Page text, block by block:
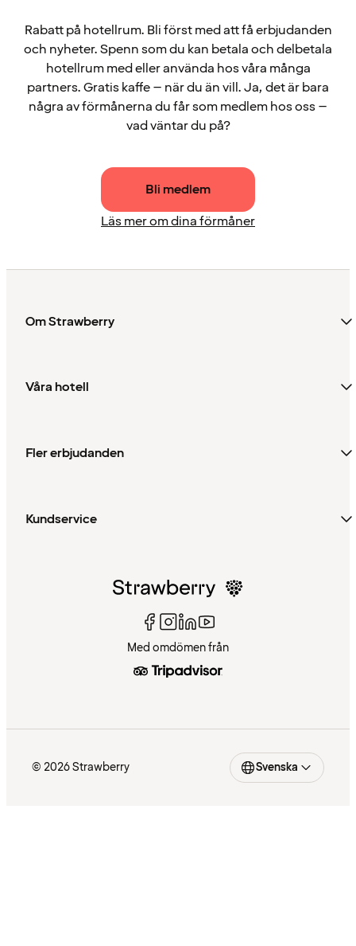
Rabatt på hotellrum. Bli först med att få erbjudanden
och nyheter. Spenn som du kan betala och delbetala
hotellrum med eller använda hos våra många
partners. Gratis kaffe – när du än vill. Ja, det är bara
några av förmånerna du får som medlem hos oss –
vad väntar du på?
Bli medlem
Läs mer om dina förmåner
Om Strawberry
Våra hotell
Fler erbjudanden
Kundservice
Med omdömen från
© 2026 Strawberry Svenska